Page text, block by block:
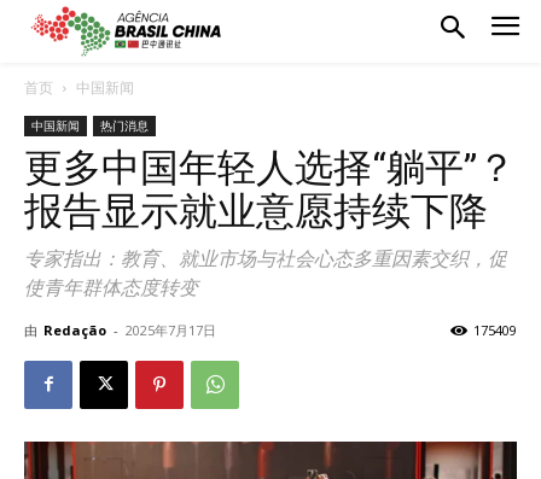
首页 中国新闻
中国新闻 热门消息
更多中国年轻人选择“躺平”？
报告显示就业意愿持续下降
专家指出：教育、就业市场与社会心态多重因素交织，促
使青年群体态度转变
由 Redação - 2025年7月17日 175409